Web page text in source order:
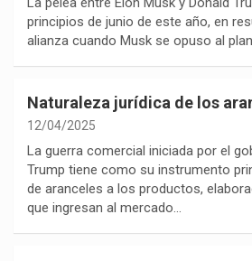
principios de junio de este año, en
alianza cuando Musk se opuso al
Naturaleza jurídica de los
12/04/2025
La guerra comercial iniciada por el
Trump tiene como su instrumento
de aranceles a los productos,
que ingresan al mercado…